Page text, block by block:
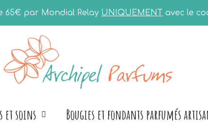
65€ par Mondial Relay UNIQUEMENT avec le
et soins
Bougies et fondants parfumés